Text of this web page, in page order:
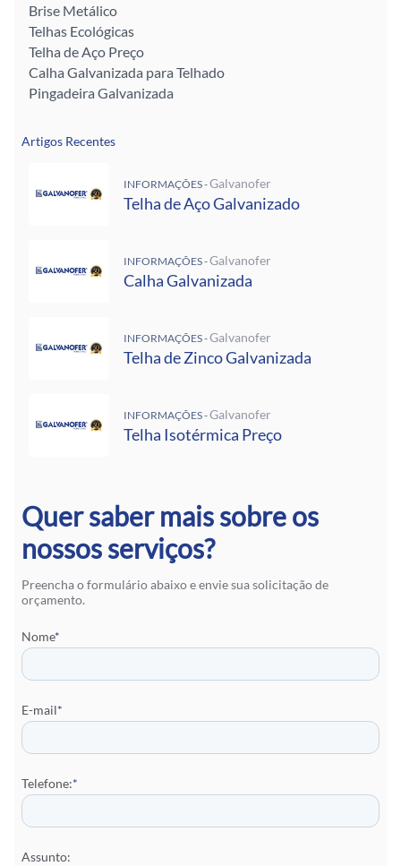
Brise Metálico
Telhas Ecológicas
Telha de Aço Preço
Calha Galvanizada para Telhado
Pingadeira Galvanizada
Artigos Recentes
INFORMAÇÕES -Galvanofer
Telha de Aço Galvanizado
INFORMAÇÕES -Galvanofer
Calha Galvanizada
INFORMAÇÕES -Galvanofer
Telha de Zinco Galvanizada
INFORMAÇÕES -Galvanofer
Telha Isotérmica Preço
Quer saber mais sobre os
nossos serviços?
Preencha o formulário abaixo e envie sua solicitação de
orçamento.
Nome*
E-mail*
Telefone:*
Assunto: